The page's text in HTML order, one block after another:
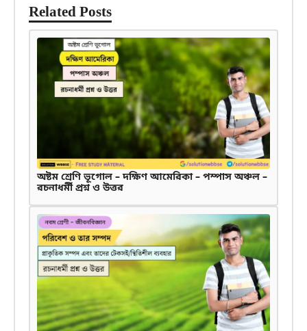
Related Posts
অষ্টম শ্রেণি ভূগোল – দক্ষিণ আমেরিকা – পম্পাস অঞ্চল –
রচনাধর্মী প্রশ্ন ও উত্তর